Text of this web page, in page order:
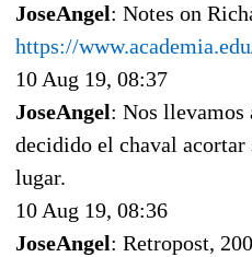
JoseAngel: Notes on
https://
10 Aug 19, 08:37
JoseAngel: Nos llevamos
decidido el chaval acortar
lugar.
10 Aug 19, 08:36
JoseAngel: Retropost,